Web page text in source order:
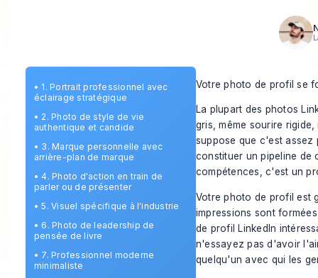
• 1. Portrait professionnel avec
éclairage stratégique
• 2. Photo de style de vie
authentique et candide
• 3. Marque personnelle avec
arrière-plan de marque
• 4. Photo d'action en train de
parler ou de présenter
•5. Visuel spécifique à l'industrie
• 6. Photo de leadership de
pensée de livre
• 7. Professionnel moderne
minimaliste
Votre photo de profil se
La plupart des photos
gris, même sourire
suppose que c'est assez
constituer un pipeline de
compétences, c'est un
Votre photo de profil est
impressions sont
de profil LinkedIn
n'essayez pas d'avoir
quelqu'un avec qui les